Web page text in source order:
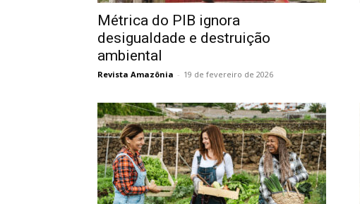
Métrica do PIB ignora
desigualdade e destruição
ambiental
Revista Amazônia - 19 de fevereiro de 2026